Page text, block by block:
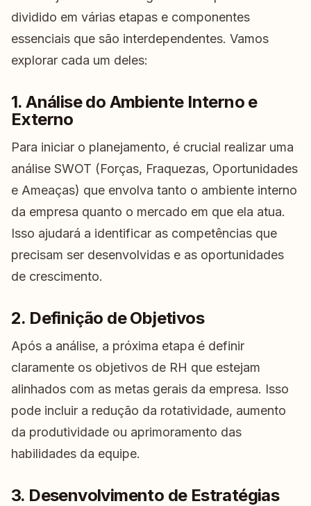
dividido em várias etapas e componentes
essenciais que são interdependentes. Vamos
explorar cada um deles:
1. Análise do Ambiente Interno e
Externo
Para iniciar o planejamento, é crucial realizar uma
análise SWOT (Forças, Fraquezas, Oportunidades
e Ameaças) que envolva tanto o ambiente interno
da empresa quanto o mercado em que ela atua.
Isso ajudará a identificar as competências que
precisam ser desenvolvidas e as oportunidades
de crescimento.
2. Definição de Objetivos
Após a análise, a próxima etapa é definir
claramente os objetivos de RH que estejam
alinhados com as metas gerais da empresa. Isso
pode incluir a redução da rotatividade, aumento
da produtividade ou aprimoramento das
habilidades da equipe.
3. Desenvolvimento de Estratégias